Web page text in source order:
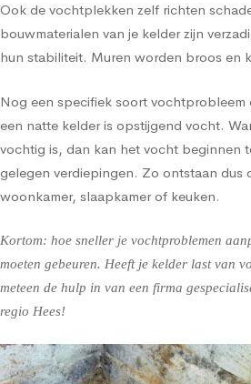
Ook de vochtplekken zelf richten
bouwmaterialen van je kelder zijn
hun stabiliteit. Muren worden broos en
Nog een specifiek soort
een natte kelder is opstijgend vocht.
vochtig is, dan kan het vocht beginnen
gelegen verdiepingen. Zo ontstaan dus
woonkamer, slaapkamer of keuken.
Kortom: hoe sneller je vochtproblemen
moeten gebeuren. Heeft je kelder last van
meteen de hulp in van een firma
regio Hees!